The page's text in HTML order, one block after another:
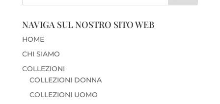
NAVIGA SUL NOSTRO SITO WEB
HOME
CHI SIAMO
COLLEZIONI
COLLEZIONI DONNA
COLLEZIONI UOMO